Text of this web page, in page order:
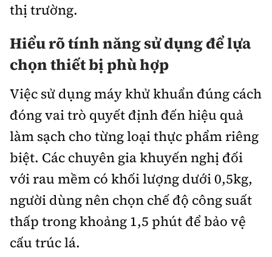
thị trường.
Hiểu rõ tính năng sử dụng để lựa
chọn thiết bị phù hợp
Việc sử dụng máy khử khuẩn đúng cách
đóng vai trò quyết định đến hiệu quả
làm sạch cho từng loại thực phẩm riêng
biệt. Các chuyên gia khuyến nghị đối
với rau mềm có khối lượng dưới 0,5kg,
người dùng nên chọn chế độ công suất
thấp trong khoảng 1,5 phút để bảo vệ
cấu trúc lá.